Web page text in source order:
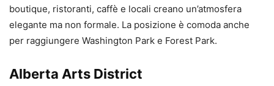
boutique, ristoranti, caffè e locali creano un’atmosfera
elegante ma non formale. La posizione è comoda anche
per raggiungere Washington Park e Forest Park.
Alberta Arts District